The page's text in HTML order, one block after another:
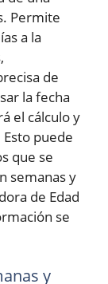
Permite
a la
de
la fecha
el cálculo y
puede
que se
semanas y
de Edad
se
y